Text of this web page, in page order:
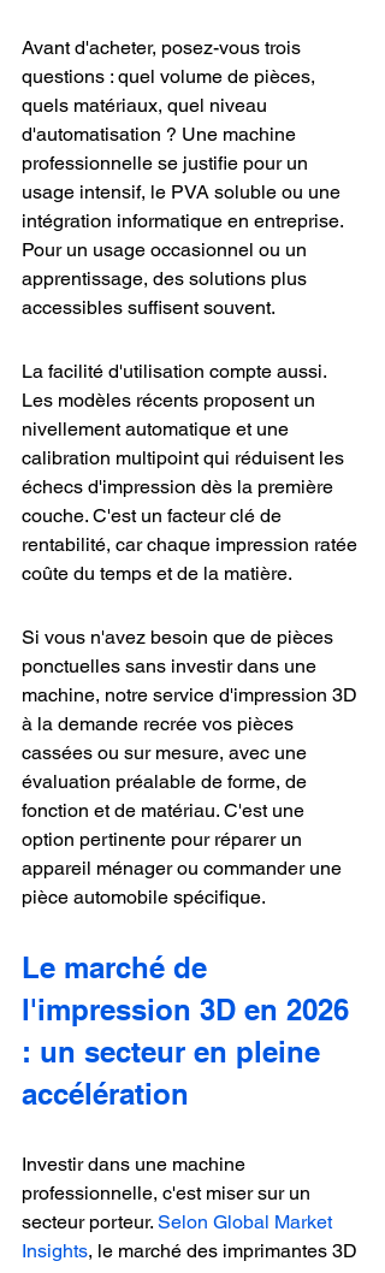
Avant d'acheter, posez-vous trois
questions : quel volume de pièces,
quels matériaux, quel niveau
d'automatisation ? Une machine
professionnelle se justifie pour un
usage intensif, le PVA soluble ou une
intégration informatique en entreprise.
Pour un usage occasionnel ou un
apprentissage, des solutions plus
accessibles suffisent souvent.
La facilité d'utilisation compte aussi.
Les modèles récents proposent un
nivellement automatique et une
calibration multipoint qui réduisent les
échecs d'impression dès la première
couche. C'est un facteur clé de
rentabilité, car chaque impression ratée
coûte du temps et de la matière.
Si vous n'avez besoin que de pièces
ponctuelles sans investir dans une
machine, notre service d'impression 3D
à la demande recrée vos pièces
cassées ou sur mesure, avec une
évaluation préalable de forme, de
fonction et de matériau. C'est une
option pertinente pour réparer un
appareil ménager ou commander une
pièce automobile spécifique.
Le marché de
l'impression 3D en 2026
: un secteur en pleine
accélération
Investir dans une machine
professionnelle, c'est miser sur un
secteur porteur. Selon Global Market
Insights, le marché des imprimantes 3D